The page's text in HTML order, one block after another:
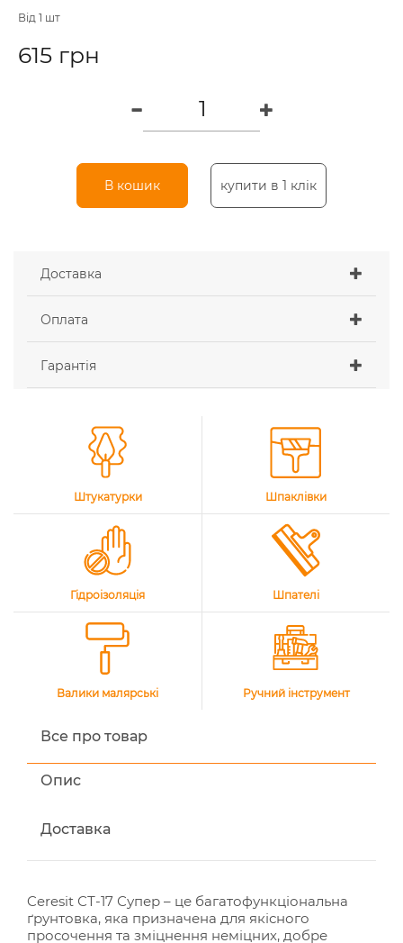
Від 1 шт
615 грн
В кошик купити в 1 клік
Доставка
Оплата
Гарантія
Штукатурки Шпаклівки
Гідроізоляція Шпателі
Валики малярські Ручний інструмент
Все про товар
Опис
Доставка
Ceresit СТ-17 Супер – це багатофункціональна
ґрунтовка, яка призначена для якісного
просочення та зміцнення неміцних, добре